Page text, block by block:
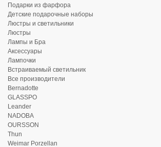
Подарки из фарфора
Детские подарочные наборы
Люстры и светильники
Люстры
Лампы и Бра
Аксессуары
Лампочки
Встраиваемый светильник
Все производители
Bernadotte
GLASSPO
Leander
NADOBA
OURSSON
Thun
Weimar Porzellan